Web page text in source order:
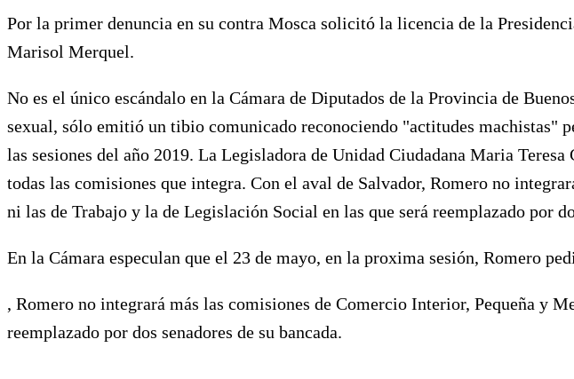
Por la primer denuncia en su contra Mosca solicitó la licencia de la
Marisol Merquel.
No es el único escándalo en la Cámara de Diputados de la Provincia de
sexual, sólo emitió un tibio comunicado reconociendo "actitudes machistas"
las sesiones del año 2019. La Legisladora de Unidad Ciudadana Maria
todas las comisiones que integra. Con el aval de Salvador, Romero no
ni las de Trabajo y la de Legislación Social en las que será reemplazado por
En la Cámara especulan que el 23 de mayo, en la proxima sesión, Romero
, Romero no integrará más las comisiones de Comercio Interior, Pequeña y
reemplazado por dos senadores de su bancada.